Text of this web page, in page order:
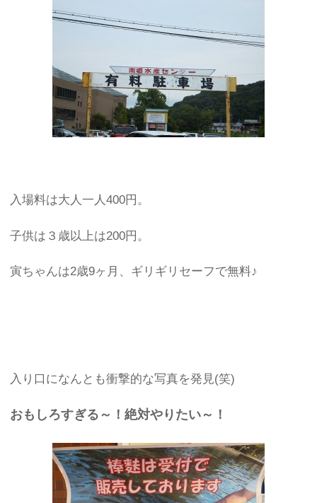
入場料は大人一人400円。
子供は３歳以上は200円。
寅ちゃんは2歳9ヶ月、ギリギリセーフで無料♪
入り口になんとも衝撃的な写真を発見(笑)
おもしろすぎる～！絶対やりたい～！